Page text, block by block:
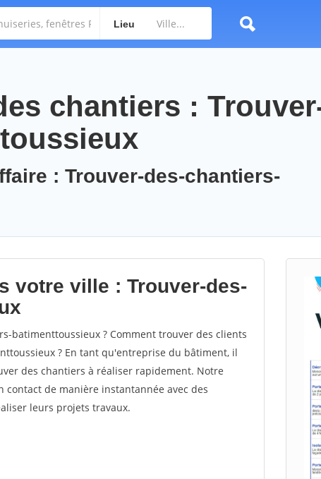
Lieu
chantiers :
: Trouver-des-chantiers-
votre ville : Trouver-des-
batimenttoussieux ? Comment trouver des clients
? En tant qu'entreprise du bâtiment, il
des chantiers à réaliser rapidement. Notre
de manière instantannée avec des
leurs projets travaux.